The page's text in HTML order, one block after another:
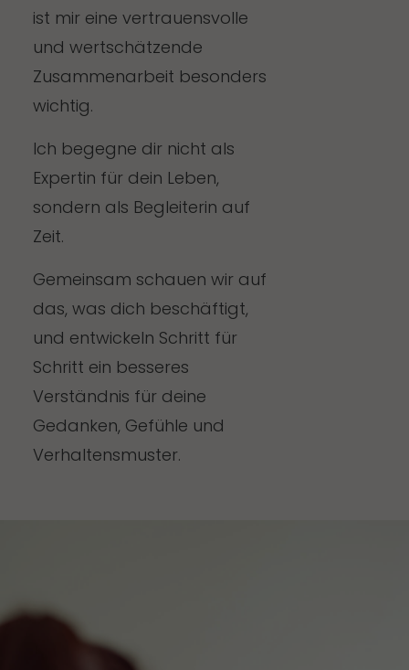
ist mir eine vertrauensvolle
und wertschätzende
Zusammenarbeit besonders
wichtig.
Ich begegne dir nicht als
Expertin für dein Leben,
sondern als Begleiterin auf
Zeit.
Gemeinsam schauen wir auf
das, was dich beschäftigt,
und entwickeln Schritt für
Schritt ein besseres
Verständnis für deine
Gedanken, Gefühle und
Verhaltensmuster.